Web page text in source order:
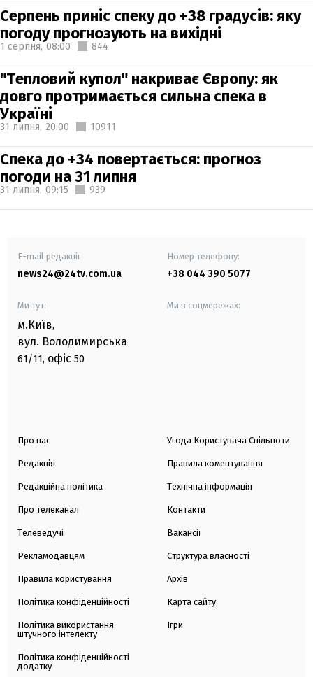
Серпень приніс спеку до +38 градусів: яку
погоду прогнозують на вихідні
1 серпня, 08:00 844
"Тепловий купол" накриває Європу: як
довго протримається сильна спека в
Україні
31 липня, 20:00 10911
Спека до +34 повертається: прогноз
погоди на 31 липня
31 липня, 09:15 939
E-mail редакції
news24@24tv.com.ua
Номер телефону:
+38 044 390 5077
Ми тут:
м.Київ,
вул. Володимирська
61/11, офіс 50
Ми в соцмережах:
Про нас
Редакція
Редакційна політика
Про телеканал
Телеведучі
Рекламодавцям
Правила користування
Політика конфіденційності
Політика використання
штучного інтелекту
Політика конфіденційності
додатку
Угода Користувача Спільноти
Правила коментування
Технічна інформація
Контакти
Вакансії
Структура власності
Архів
Карта сайту
Ігри